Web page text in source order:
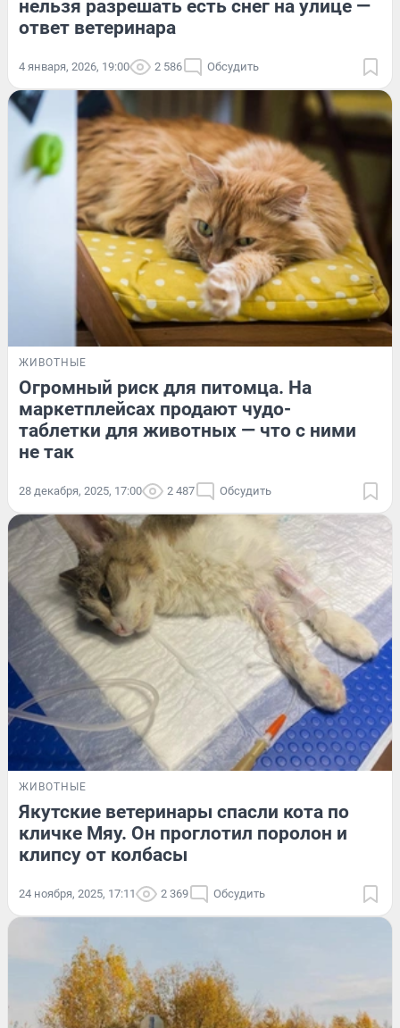
нельзя разрешать есть снег на улице —
ответ ветеринара
4 января, 2026, 19:00 2 586 Обсудить
ЖИВОТНЫЕ
Огромный риск для питомца. На
маркетплейсах продают чудо-
таблетки для животных — что с ними
не так
28 декабря, 2025, 17:00 2 487 Обсудить
ЖИВОТНЫЕ
Якутские ветеринары спасли кота по
кличке Мяу. Он проглотил поролон и
клипсу от колбасы
24 ноября, 2025, 17:11 2 369 Обсудить